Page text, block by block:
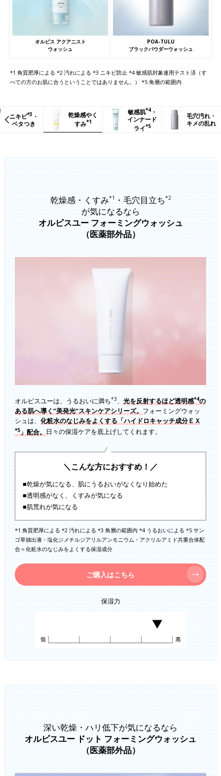
オルビス アクアニスト
ウォッシュ
POA-TULU
ブラックパウダーウォッシュ
*1 角質肥厚による *2 汚れによる *3 ニキビ防止 *4 敏感肌対象連用テスト済（す
べての方のお肌に合うということではありません。） *5 角層の範囲内
ニキビ*3 ・
ベタつき
乾燥感やく
すみ*1
敏感肌*4・
インナード
ライ*5
毛穴汚れ・
キメの乱れ
乾燥感・くすみ*1 ・毛穴目立ち*2
が気になるなら
オルビスユー フォーミングウォッシュ
（医薬部外品）
オルビスユーは、うるおいに満ち*3、 光を反射するほど透明感*4の
ある肌へ導く”美発光”スキンケアシリーズ。フォーミングウォッ
シュは、 化粧水のなじみをよくする「ハイドロキャッチ成分ＥＸ
*5」配合。日々の保湿ケアを底上げしてくれます。
＼こんな方におすすめ！／
■乾燥が気になる、肌にうるおいがなくなり始めた
■透明感がなく、くすみが気になる
■肌荒れが気になる
*1 角質肥厚による *2 汚れによる *3 角層の範囲内 *4 うるおいによる *5 サン
ゴ草抽出液・塩化ジメチルジアリルアンモニウム・アクリルアミド共重合体配
合＝化粧水のなじみをよくする保湿成分
ご購入はこちら
保湿力
深い乾燥・ハリ低下が気になるなら
オルビスユー ドット フォーミングウォッシュ
（医薬部外品）